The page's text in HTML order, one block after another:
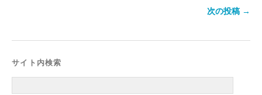
次の投稿 →
サイト内検索